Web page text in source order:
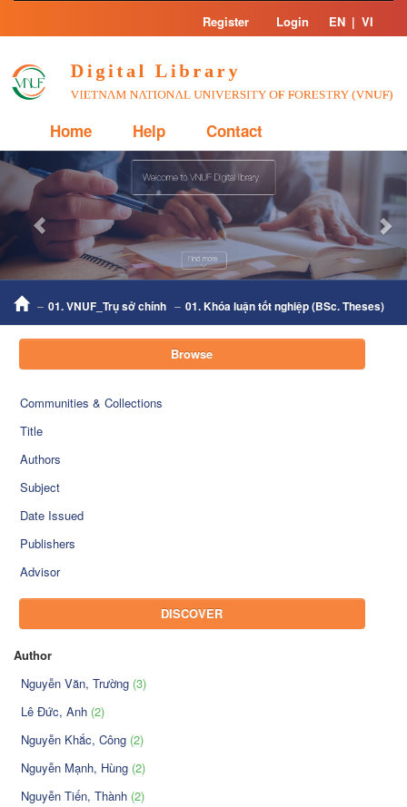
Skip
Register Login EN | VI
Home Help Contact
Previous
01. VNUF_Trụ sở chính 01. Khóa luận tốt nghiệp (BSc. Theses)
Browse
Communities & Collections
Title
Authors
Subject
Date Issued
Publishers
Advisor
DISCOVER
Author
Nguyễn Văn, Trường (3)
Lê Đức, Anh (2)
Nguyễn Khắc, Công (2)
Nguyễn Mạnh, Hùng (2)
Nguyễn Tiến, Thành (2)